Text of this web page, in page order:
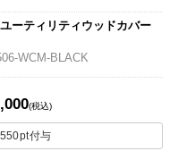
ーティリティウッドカバー
WCM-BLACK
(税込)
550pt付与